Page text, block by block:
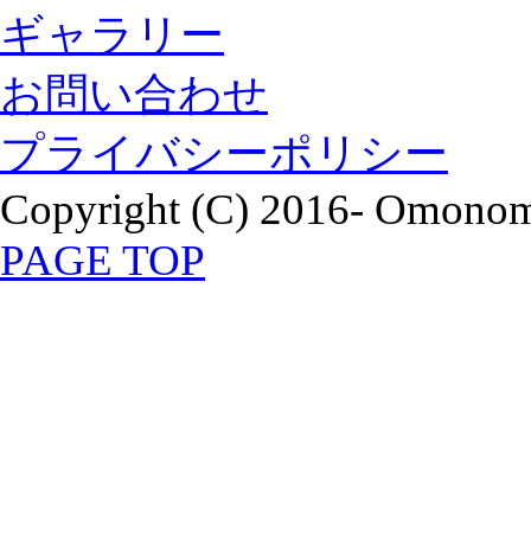
ギャラリー
お問い合わせ
プライバシーポリシー
Copyright (C) 2016-
PAGE TOP